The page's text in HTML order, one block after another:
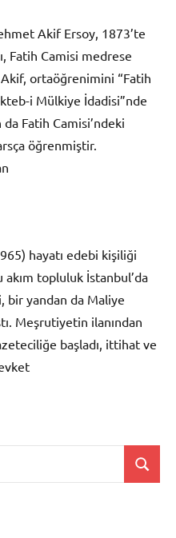
Akif Ersoy, 1873’te
Fatih Camisi medrese
Akif, ortaöğrenimini “Fatih
i Mülkiye İdadisi”nde
Fatih Camisi’ndeki
öğrenmiştir.
hayatı edebi kişiliği
akım topluluk İstanbul’da
bir yandan da Maliye
Meşrutiyetin ilanından
başladı, ittihat ve
Ara